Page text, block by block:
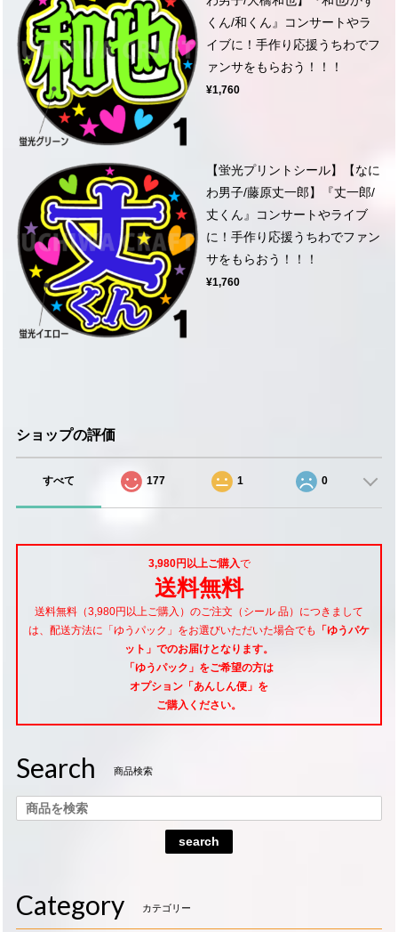
くん/和くん』コンサートやラ
イブに！手作り応援うちわでフ
ァンサをもらおう！！！
¥1,760
【蛍光プリントシール】【なに
わ男子/藤原丈一郎】『丈一郎/
丈くん』コンサートやライブ
に！手作り応援うちわでファン
サをもらおう！！！
¥1,760
ショップの評価
すべて 177 1 0
3,980円以上ご購入で
送料無料
送料無料（3,980円以上ご購入）のご注文（シール 品）につきまして
は、配送方法に「ゆうパック」をお選びいただいた場合でも
「ゆうパケ
ット」でのお届けとなります。
「ゆうパック」をご希望の方は
オプション「あんしん便」 を
ご購入ください。
Search 商品検索
search
Category カテゴリー